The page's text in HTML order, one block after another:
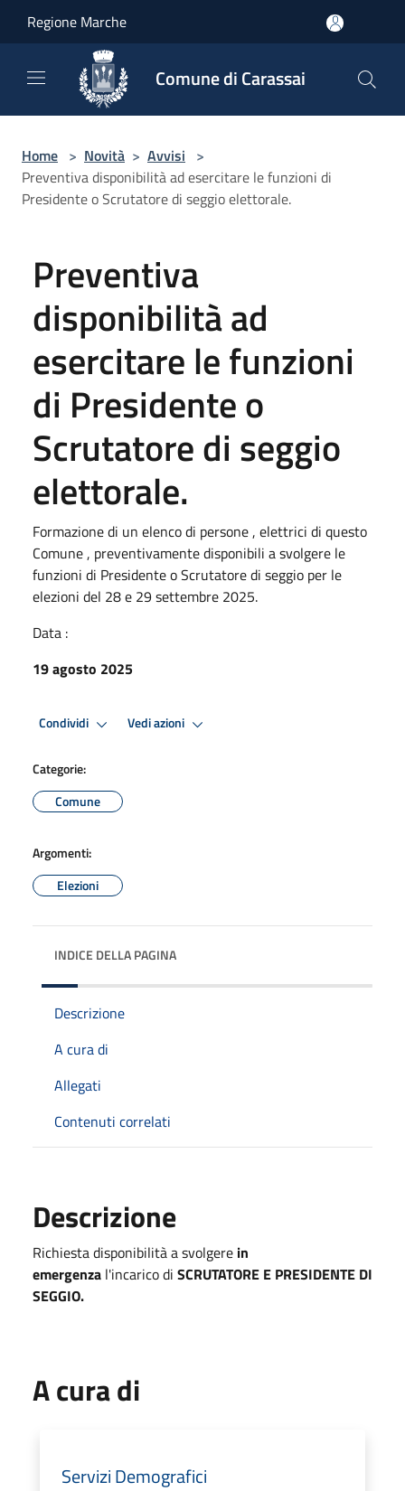
Regione Marche
Comune di Carassai
Home > Novità > Avvisi >
Preventiva disponibilità ad esercitare le funzioni di
Presidente o Scrutatore di seggio elettorale.
Preventiva
disponibilità ad
esercitare le funzioni
di Presidente o
Scrutatore di seggio
elettorale.
Formazione di un elenco di persone , elettrici di questo
Comune , preventivamente disponibili a svolgere le
funzioni di Presidente o Scrutatore di seggio per le
elezioni del 28 e 29 settembre 2025.
Data :
19 agosto 2025
Condividi Vedi azioni
Categorie:
Comune
Argomenti:
Elezioni
INDICE DELLA PAGINA
Descrizione
A cura di
Allegati
Contenuti correlati
Descrizione
Richiesta disponibilità a svolgere in
emergenza l'incarico di SCRUTATORE E PRESIDENTE DI
SEGGIO.
A cura di
Servizi Demografici